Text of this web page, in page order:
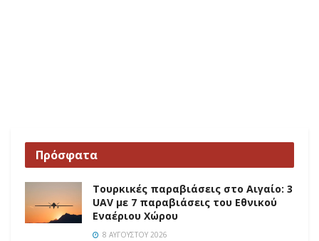
Πρόσφατα
Τουρκικές παραβιάσεις στο Αιγαίο: 3
UAV με 7 παραβιάσεις του Εθνικού
Εναέριου Χώρου
8 ΑΥΓΟΎΣΤΟΥ 2026